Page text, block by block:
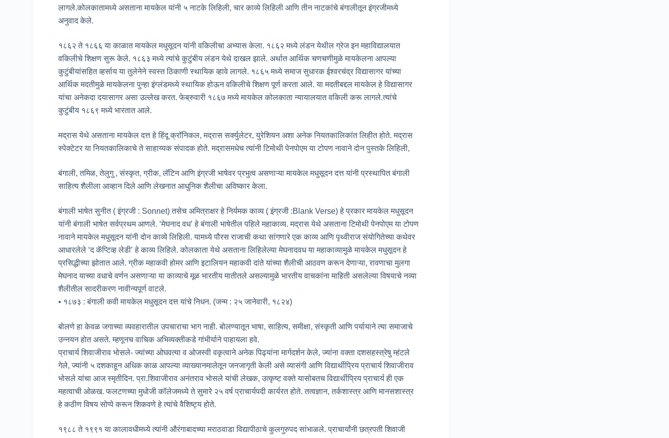
लागले.कोलकातामध्ये असताना मायकेल यांनी ५ नाटके लिहिली, चार काव्ये लिहिली आणि तीन नाटकांचे बंगालीतून इंग्रजीमध्ये
अनुवाद केले.
१८६२ ते १८६६ या काळात मायकेल मधुसूदन यांनी वकिलीचा अभ्यास केला. १८६२ मध्ये लंडन येथील ग्रेज इन महाविद्यालयात
वकिलीचे शिक्षण सुरू केले. १८६३ मध्ये त्यांचे कुटुंबीय लंडन येथे दाखल झाले. अर्थात आर्थिक चणचणीमुळे मायकेलना आपल्या
कुटुंबीयांसहित व्हर्साय या तुलेनेने स्वस्त ठिकाणी स्थायिक व्हावे लागले. १८६५ मध्ये समाज सुधारक ईश्वरचंद्र विद्यासागर यांच्या
आर्थिक मदतीमुळे मायकेलना पुन्हा इंग्लंडमध्ये स्थायिक होऊन वकिलीचे शिक्षण पूर्ण करता आले. या मदतीबद्दल मायकेल हे विद्यासागर
यांचा अनेकदा दयासागर असा उल्लेख करत. फेब्रुवारी १८६७ मध्ये मायकेल कोलकाता न्यायालयात वकिली करू लागले.त्यांचे
कुटुंबीय १८६९ मध्ये भारतात आले.
मद्रास येथे असताना मायकेल दत्त हे हिंदू क्राॅनिकल, मद्रास सर्क्युलेटर, युरेशियन अशा अनेक नियतकालिकांत लिहीत होते. मद्रास
स्पेक्टेटर या नियतकालिकाचे ते साहाय्यक संपादक होते. मद्रासमधेच त्यांनी टिमोथी पेनपोएम या टोपण नावाने दोन पुस्तके लिहिली,
बंगाली, तमिळ, तेलुगु , संस्कृत, ग्रीक, लॅटिन आणि इंग्रजी भाषेवर प्रभुत्व असणाऱ्या मायकेल मधुसूदन दत्त यांनी प्रस्थापित बंगाली
साहित्य शैलीला आव्हान दिले आणि लेखनात आधुनिक शैलीचा अविष्कार केला.
बंगाली भाषेत सुनीत ( इंग्रजी : Sonnet) तसेच अमित्राक्षर हे निर्यमक काव्य ( इंग्रजी :Blank Verse) हे प्रकार मायकेल मधुसूदन
यांनी बंगाली भाषेत सर्वप्रथम आणले. ‘मेघनाद वध’ हे बंगाली भाषेतील पहिले महाकाव्य. मद्रास येथे असताना टिमोथी पेनपोएम या टोपण
नावाने मायकेल मधुसूदन यांनी दोन काव्ये लिहिली. यामध्ये पौरस राजाची कथा सांगणारे एक काव्य आणि पृथ्वीराज संयोगितेच्या कथेवर
आधारलेले ‘द कॅप्टिव्ह लेडी’ हे काव्य लिहिले. कोलकाता येथे असताना लिहिलेल्या मेघनादवध या महाकाव्यामुळे मायकेल मधुसूदन हे
प्रसिद्धीच्या झोतात आले. ग्रीक महाकवी होमर आणि इटालियन महाकवी दांते यांच्या शैलीची आठवण करून देणाऱ्या, रावणाचा मुलगा
मेघनाद याच्या वधाचे वर्णन असणाऱ्या या काव्याचे मूळ भारतीय मातीतले असल्यामुळे भारतीय वाचकांना माहिती असलेल्या विषयाचे नव्या
शैलीतील सादरीकरण नावीन्यपूर्ण वाटले.
• १८७३ : बंगाली कवी मायकेल मधुसूदन दत्त यांचे निधन. (जन्म : २५ जानेवारी, १८२४)
बोलणे हा केवळ जगाच्या व्यवहारातील उपचाराचा भाग नाही. बोलण्यातून भाषा, साहित्य, समीक्षा, संस्कृती आणि पर्यायाने त्या समाजाचे
उन्नयन होत असते. म्हणूनच वाचिक अभिव्यक्तीकडे गांभीर्याने पाहायला हवे.
प्राचार्य शिवाजीराव भोसले- ज्यांच्या ओघवत्या व ओजस्वी वकृत्वाने अनेक पिढ्यांना मार्गदर्शन केले, ज्यांना वक्ता दशसहस्त्रेषु म्हंटले
गेले, ज्यांनी ५ दशकाहून अधिक काळ आपल्या व्याख्यानमालेतून जनजागृती केली असे व्यासंगी आणि विद्यार्थीप्रिय प्राचार्य शिवाजीराव
भोसले यांचा आज स्मृतीदिन. प्रा.शिवाजीराव अनंतराव भोसले यांची लेखक, उत्कृष्ट वक्ते यासोबतच विद्यार्थीप्रिय प्राचार्य ही एक
महत्वाची ओळख. फलटणच्या मुधोजी कॉलेजमध्ये ते सुमारे २५ वर्ष प्राचार्यपदी कार्यरत होते. तत्वज्ञान, तर्कशास्त्र आणि मानसशास्त्र
हे कठीण विषय सोप्पे करून शिकवणे हे त्यांचे वैशिष्ट्य होते.
१९८८ ते १९९१ या कालावधीमध्ये त्यांनी औरंगाबादच्या मराठवाडा विद्यापीठाचे कुलगुरुपद सांभाळले. प्राचार्यांनी छत्रपती शिवाजी